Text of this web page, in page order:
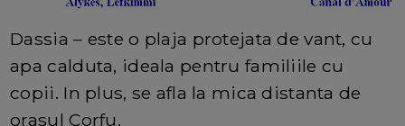
Dassia – este o plaja protejata de vant, cu
apa calduta, ideala pentru familiile cu
copii. In plus, se afla la mica distanta de
orasul Corfu.